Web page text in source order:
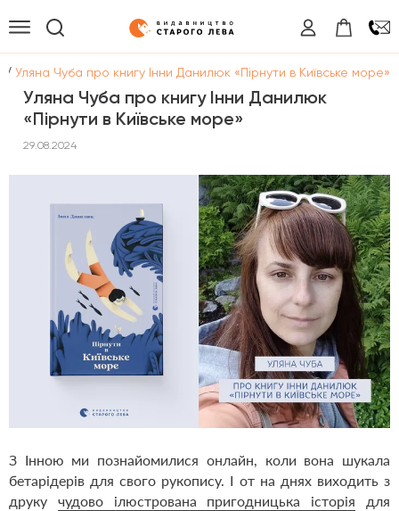
/ Уляна Чуба про книгу Інни Данилюк «Пірнути в Київське море»
Уляна Чуба про книгу Інни Данилюк
«Пірнути в Київське море»
29.08.2024
З Інною ми познайомилися онлайн, коли вона шукала
бетарідерів для свого рукопису. І от на днях виходить з
друку чудово ілюстрована пригодницька історія для